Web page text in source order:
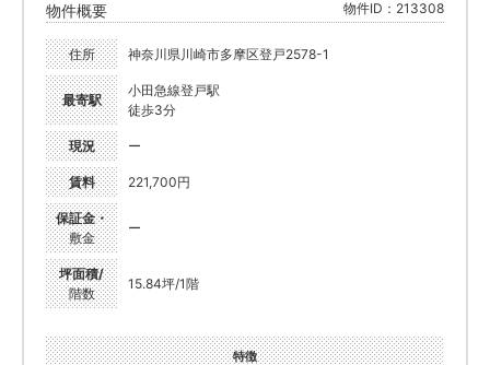
物件概要 物件ID：213308
住所 神奈川県川崎市多摩区登戸2578-1
最寄駅
小田急線登戸駅
徒歩3分
現況 ー
賃料 221,700円
保証金・
敷金
ー
坪面積/
階数
15.84坪/1階
特徴